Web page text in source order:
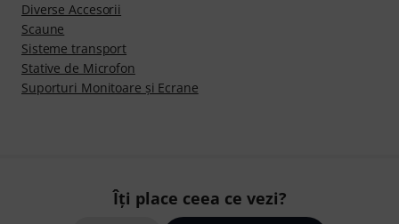
Diverse Accesorii
Scaune
Sisteme transport
Stative de Microfon
Suporturi Monitoare și Ecrane
Îți place ceea ce vezi?